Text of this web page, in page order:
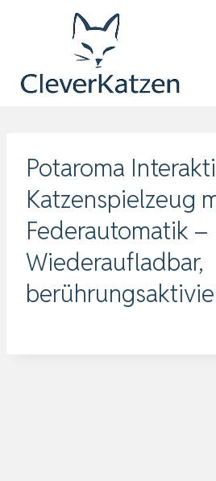
Potaroma
Katzenspielzeug
Federautomatik –
Wiederaufladbar,